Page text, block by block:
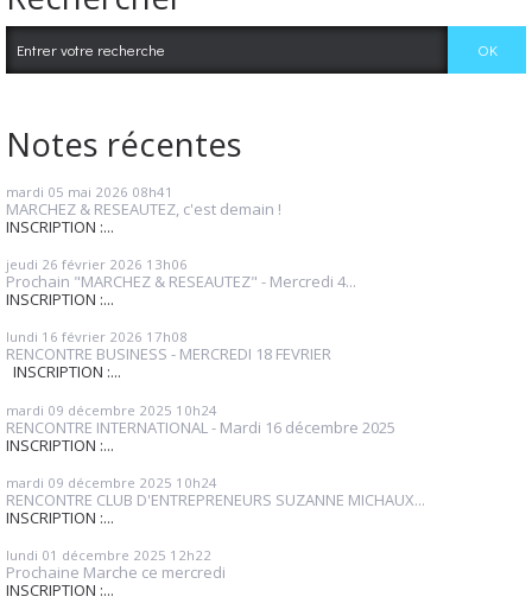
Notes récentes
mardi 05 mai 2026 08h41
MARCHEZ & RESEAUTEZ, c'est demain !
INSCRIPTION :...
jeudi 26 février 2026 13h06
Prochain "MARCHEZ & RESEAUTEZ" - Mercredi 4...
INSCRIPTION :...
lundi 16 février 2026 17h08
RENCONTRE BUSINESS - MERCREDI 18 FEVRIER
INSCRIPTION :...
mardi 09 décembre 2025 10h24
RENCONTRE INTERNATIONAL - Mardi 16 décembre 2025
INSCRIPTION :...
mardi 09 décembre 2025 10h24
RENCONTRE CLUB D'ENTREPRENEURS SUZANNE MICHAUX...
INSCRIPTION :...
lundi 01 décembre 2025 12h22
Prochaine Marche ce mercredi
INSCRIPTION :...